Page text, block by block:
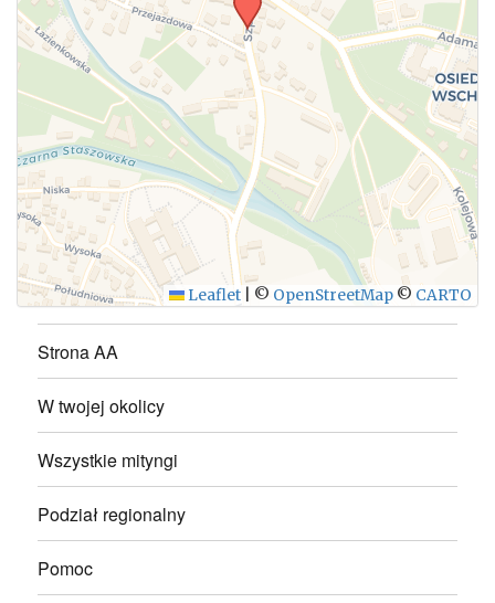
WYŚLIJ
Leaflet © OpenStreetMap © CARTO
Strona AA
W twojej okolicy
Wszystkie mityngi
Podział regionalny
Pomoc